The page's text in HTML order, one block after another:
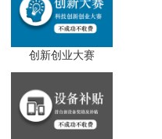
创新创业大赛